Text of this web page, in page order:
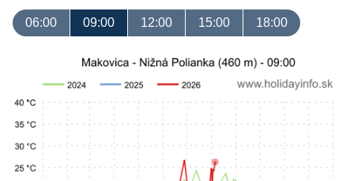
06:00 09:00 12:00 15:00 18:00